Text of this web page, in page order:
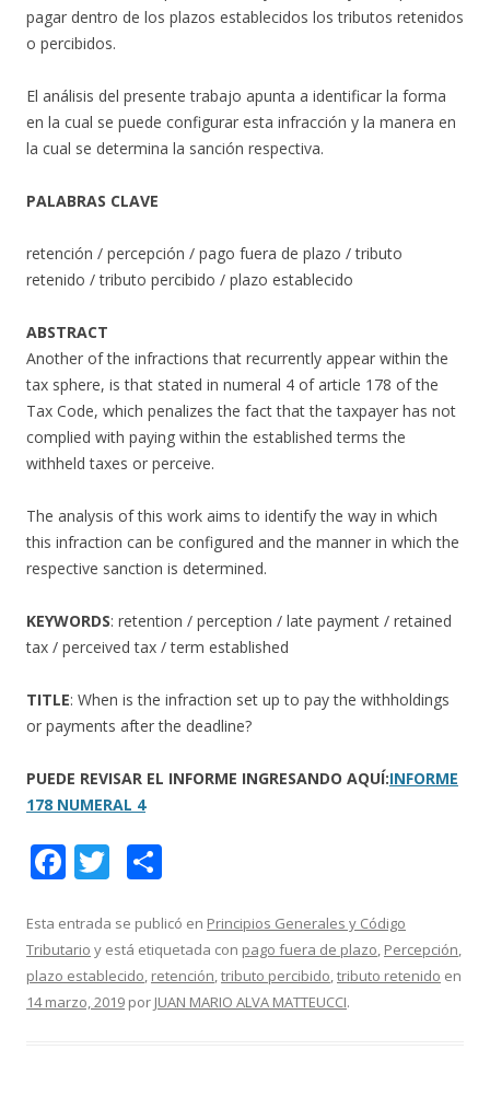
pagar dentro de los plazos establecidos los tributos retenidos
o percibidos.
El análisis del presente trabajo apunta a identificar la forma
en la cual se puede configurar esta infracción y la manera en
la cual se determina la sanción respectiva.
PALABRAS CLAVE
retención / percepción / pago fuera de plazo / tributo
retenido / tributo percibido / plazo establecido
ABSTRACT
Another of the infractions that recurrently appear within the
tax sphere, is that stated in numeral 4 of article 178 of the
Tax Code, which penalizes the fact that the taxpayer has not
complied with paying within the established terms the
withheld taxes or perceive.
The analysis of this work aims to identify the way in which
this infraction can be configured and the manner in which the
respective sanction is determined.
KEYWORDS: retention / perception / late payment / retained
tax / perceived tax / term established
TITLE: When is the infraction set up to pay the withholdings
or payments after the deadline?
PUEDE REVISAR EL INFORME INGRESANDO AQUÍ:INFORME
178 NUMERAL 4
F
e
b
o
T
itt
er
m
p
ar
Esta entrada se publicó en Principios Generales y Código
Tributario y está etiquetada con pago fuera de plazo, Percepción,
plazo establecido, retención,tributo percibido,tributo retenido en
14 marzo, 2019 por JUAN MARIO ALVA MATTEUCCI.